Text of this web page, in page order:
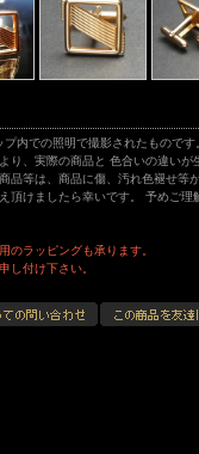
プ内での照明で撮影されたもので
り、実際の商品と 色合いの違いが
品等は、商品に傷、汚れ色褪せ等
頂けましたら幸いです。 予めご理
のラッピングも承ります。
し付け下さい。